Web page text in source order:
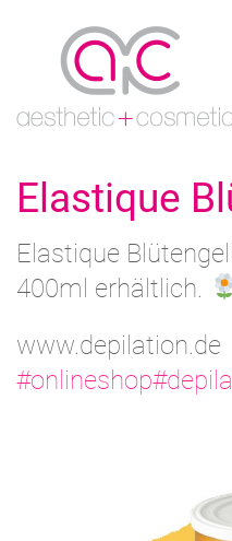
Elastique
Elastique
400ml erhältlich.
www.depilation.de
#onlineshop